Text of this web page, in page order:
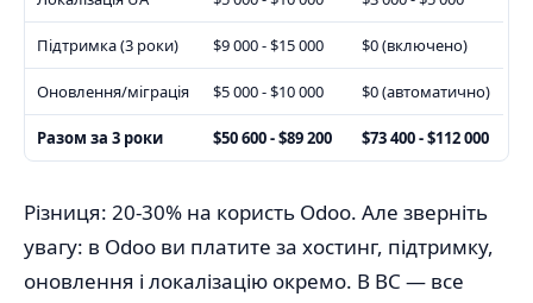
Підтримка (3 роки) $9 000 - $15 000 $0 (включено)
Оновлення/міграція $5 000 - $10 000 $0 (автоматично)
Разом за 3 роки $50 600 - $89 200 $73 400 - $112 000
Різниця: 20-30% на користь Odoo. Але зверніть
увагу: в Odoo ви платите за хостинг, підтримку,
оновлення і локалізацію окремо. В BC — все